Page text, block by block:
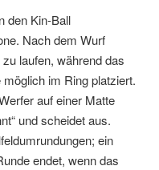
den Kin-Ball
Nach dem Wurf
laufen, während das
im Ring platziert.
auf einer Matte
und scheidet aus.
ein
endet, wenn das